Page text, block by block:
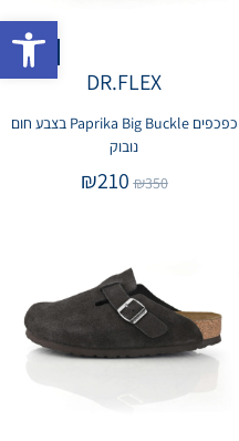
-40%
DR.FLEX
כפכפים Paprika Big Buckle בצבע חום
נובוק
₪350
₪210